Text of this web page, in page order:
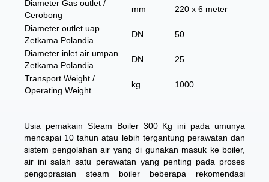
Diameter Gas outlet /
Cerobong
mm
220 x 6 meter
Diameter outlet uap
Zetkama Polandia
DN
50
Diameter inlet air umpan
Zetkama Polandia
DN
25
Transport Weight /
Operating Weight
kg 1000
Usia pemakain Steam Boiler 300 Kg ini pada umunya
mencapai 10 tahun atau lebih tergantung perawatan dan
sistem pengolahan air yang di gunakan masuk ke boiler,
air ini salah satu perawatan yang penting pada proses
pengoprasian steam boiler beberapa rekomendasi